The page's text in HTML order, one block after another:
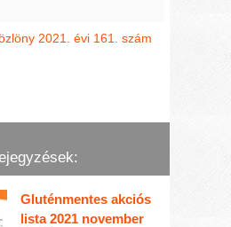
2021. évi 161. szám
Gluténmentes akciós
lista 2021 november